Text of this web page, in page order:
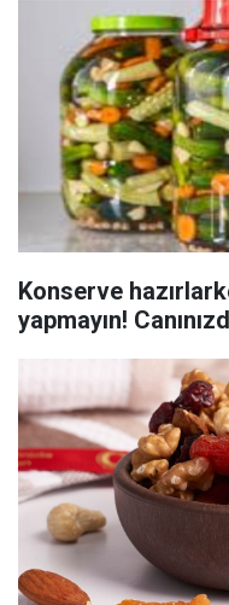
Konserve
yapmayın!